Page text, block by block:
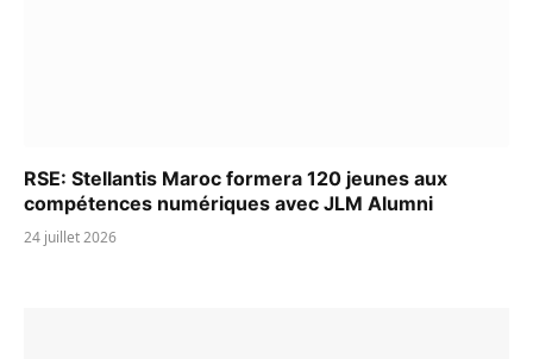
RSE: Stellantis Maroc formera 120 jeunes aux
compétences numériques avec JLM Alumni
24 juillet 2026